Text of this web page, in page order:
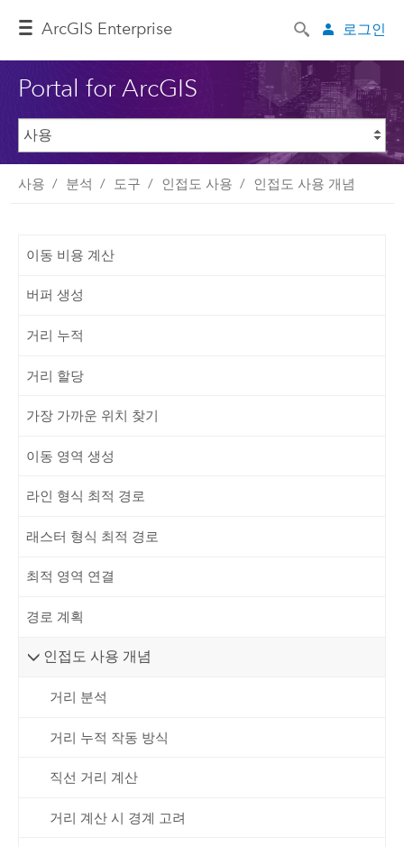
ArcGIS Enterprise 로그인
Portal for ArcGIS
사용 분석 도구 인접도 사용 인접도 사용 개념
이동 비용 계산
버퍼 생성
거리 누적
거리 할당
가장 가까운 위치 찾기
이동 영역 생성
라인 형식 최적 경로
래스터 형식 최적 경로
최적 영역 연결
경로 계획
인접도 사용 개념
거리 분석
거리 누적 작동 방식
직선 거리 계산
거리 계산 시 경계 고려